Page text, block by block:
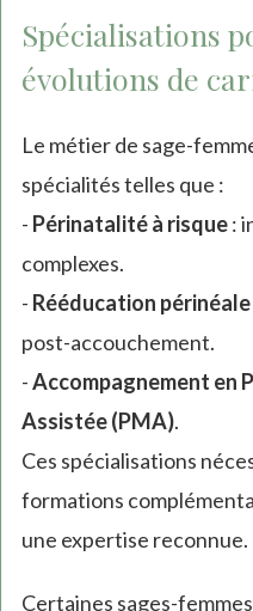
Spécialisations
évolutions de
Le métier de sage-
spécialités telles que :
- Périnatalité à risque:
complexes.
- Rééducation périnéale
post-accouchement.
-Accompagnement en
Assistée (PMA).
Ces spécialisations
formations
une expertise reconnue.
Certaines sages-